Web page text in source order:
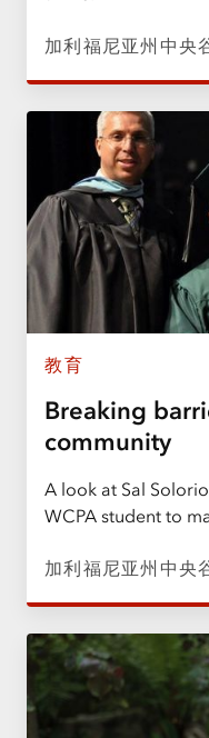
加利福尼亚州中央
教育
Breaking
community
A look at Sal
WCPA student to
加利福尼亚州中央